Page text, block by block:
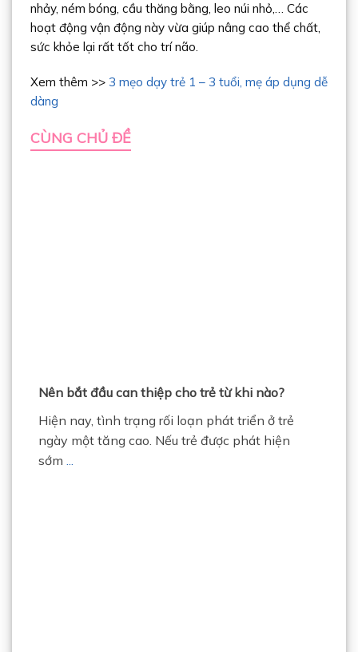
nhảy, ném bóng, cầu thăng bằng, leo núi nhỏ,… Các
hoạt động vận động này vừa giúp nâng cao thể chất,
sức khỏe lại rất tốt cho trí não.
Xem thêm >> 3 mẹo dạy trẻ 1 – 3 tuổi, mẹ áp dụng dễ
dàng
CÙNG CHỦ ĐỀ
Nên bắt đầu can thiệp cho trẻ từ khi nào?
Hiện nay, tình trạng rối loạn phát triển ở trẻ
ngày một tăng cao. Nếu trẻ được phát hiện
sớm